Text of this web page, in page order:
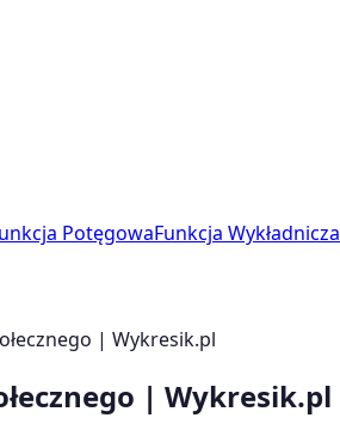
PotęgowaFunkcja Wykładnicza
| Wykresik.pl
| Wykresik.pl